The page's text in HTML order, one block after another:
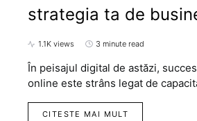
strategia ta de
1.1K views 3 minute read
În peisajul digital de astăzi,
online este strâns legat de
CITESTE MAI MULT